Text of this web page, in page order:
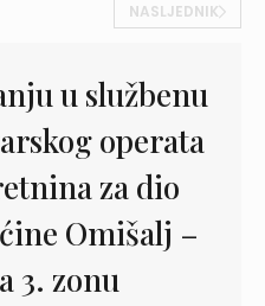
NASLJEDNIK
u službenu
operata
za dio
Omišalj –
3. zonu